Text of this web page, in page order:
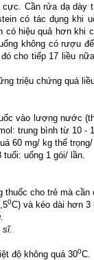
Cần rửa dạ
có tác dụng khi
hiệu quả hơn khi
không có rượu
cho tiếp 17 liều
triệu chứng quá
vào lượng nước
trung bình từ 10 -
60 mg/ kg thể trọng/
uống 1 gói/ lần.
thuốc cho trẻ mà
0C) và kéo dài hơn 3
sĩ.
độ không quá 300C.